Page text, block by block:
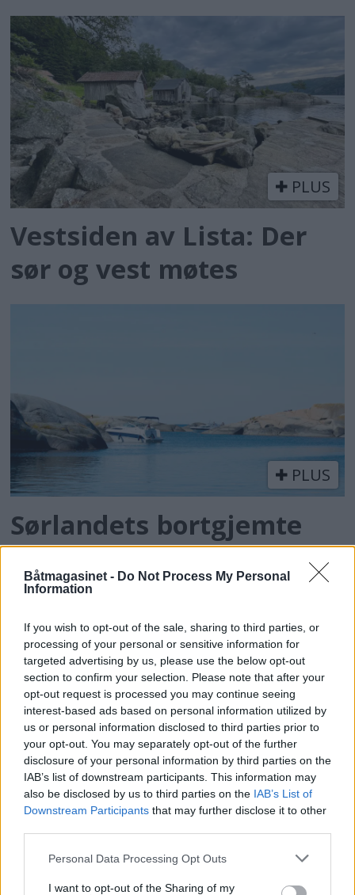
Båtmagasinet - Do Not Process My Personal
Information
If you wish to opt-out of the sale, sharing to third parties, or
processing of your personal or sensitive information for
targeted advertising by us, please use the below opt-out
section to confirm your selection. Please note that after your
opt-out request is processed you may continue seeing
interest-based ads based on personal information utilized by
us or personal information disclosed to third parties prior to
your opt-out. You may separately opt-out of the further
disclosure of your personal information by third parties on the
IAB’s list of downstream participants. This information may
also be disclosed by us to third parties on the IAB’s List of
Downstream Participants that may further disclose it to other
Personal Data Processing Opt Outs
I want to opt-out of the Sharing of my
PLUS
Vestsiden av Lista: Der
sør og vest møtes
PLUS
Sørlandets bortgjemte
perler
Værfaste i Arendal